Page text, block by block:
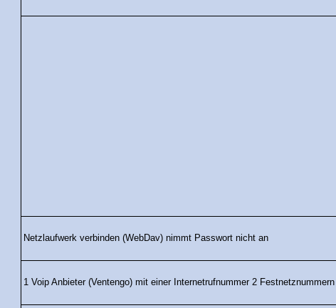
Netzlaufwerk verbinden (WebDav) nimmt Passwort nicht an
1 Voip Anbieter (Ventengo) mit einer Internetrufnummer 2 Festnetznummern